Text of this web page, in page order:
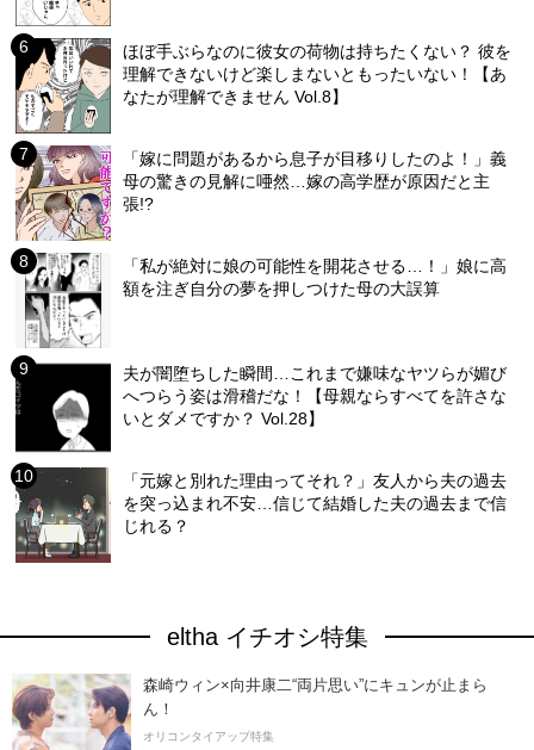
ほぼ手ぶらなのに彼女の荷物は持ちたくない？ 彼を
理解できないけど楽しまないともったいない！【あ
なたが理解できません Vol.8】
「嫁に問題があるから息子が目移りしたのよ！」義
母の驚きの見解に唖然…嫁の高学歴が原因だと主
張!?
「私が絶対に娘の可能性を開花させる…！」娘に高
額を注ぎ自分の夢を押しつけた母の大誤算
夫が闇堕ちした瞬間…これまで嫌味なヤツらが媚び
へつらう姿は滑稽だな！【母親ならすべてを許さな
いとダメですか？ Vol.28】
「元嫁と別れた理由ってそれ？」友人から夫の過去
を突っ込まれ不安…信じて結婚した夫の過去まで信
じれる？
eltha イチオシ特集
森崎ウィン×向井康二“両片思い”にキュンが止まら
ん！
オリコンタイアップ特集